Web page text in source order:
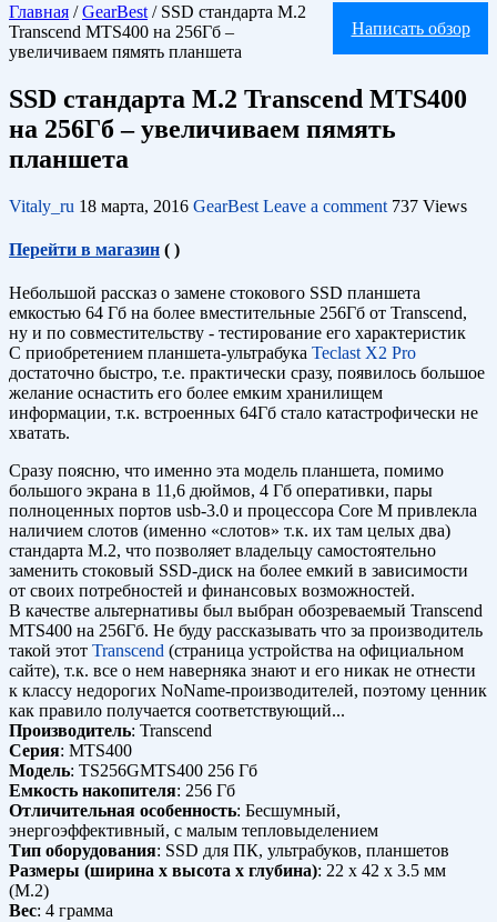
Написать обзор
Главная / GearBest / SSD стандарта M.2
Transcend MTS400 на 256Гб –
увеличиваем пямять планшета
SSD стандарта M.2 Transcend MTS400
на 256Гб – увеличиваем пямять
планшета
Vitaly_ru 18 марта, 2016 GearBest Leave a comment 737 Views
Перейти в магазин ( )
Небольшой рассказ о замене стокового SSD планшета
емкостью 64 Гб на более вместительные 256Гб от Transcend,
ну и по совместительству - тестирование его характеристик
С приобретением планшета-ультрабука Teclast X2 Pro
достаточно быстро, т.е. практически сразу, появилось большое
желание оснастить его более емким хранилищем
информации, т.к. встроенных 64Гб стало катастрофически не
хватать.
Сразу поясню, что именно эта модель планшета, помимо
большого экрана в 11,6 дюймов, 4 Гб оперативки, пары
полноценных портов usb-3.0 и процессора Core M привлекла
наличием слотов (именно «слотов» т.к. их там целых два)
стандарта M.2, что позволяет владельцу самостоятельно
заменить стоковый SSD-диск на более емкий в зависимости
от своих потребностей и финансовых возможностей.
В качестве альтернативы был выбран обозреваемый Transcend
MTS400 на 256Гб. Не буду рассказывать что за производитель
такой этот Transcend (страница устройства на официальном
сайте), т.к. все о нем наверняка знают и его никак не отнести
к классу недорогих NoName-производителей, поэтому ценник
как правило получается соответствующий...
Производитель: Transcend
Серия: MTS400
Модель: TS256GMTS400 256 Гб
Емкость накопителя: 256 Гб
Отличительная особенность: Бесшумный,
энергоэффективный, с малым тепловыделением
Тип оборудования: SSD для ПК, ультрабуков, планшетов
Размеры (ширина x высота x глубина): 22 x 42 x 3.5 мм
(M.2)
Вес: 4 грамма